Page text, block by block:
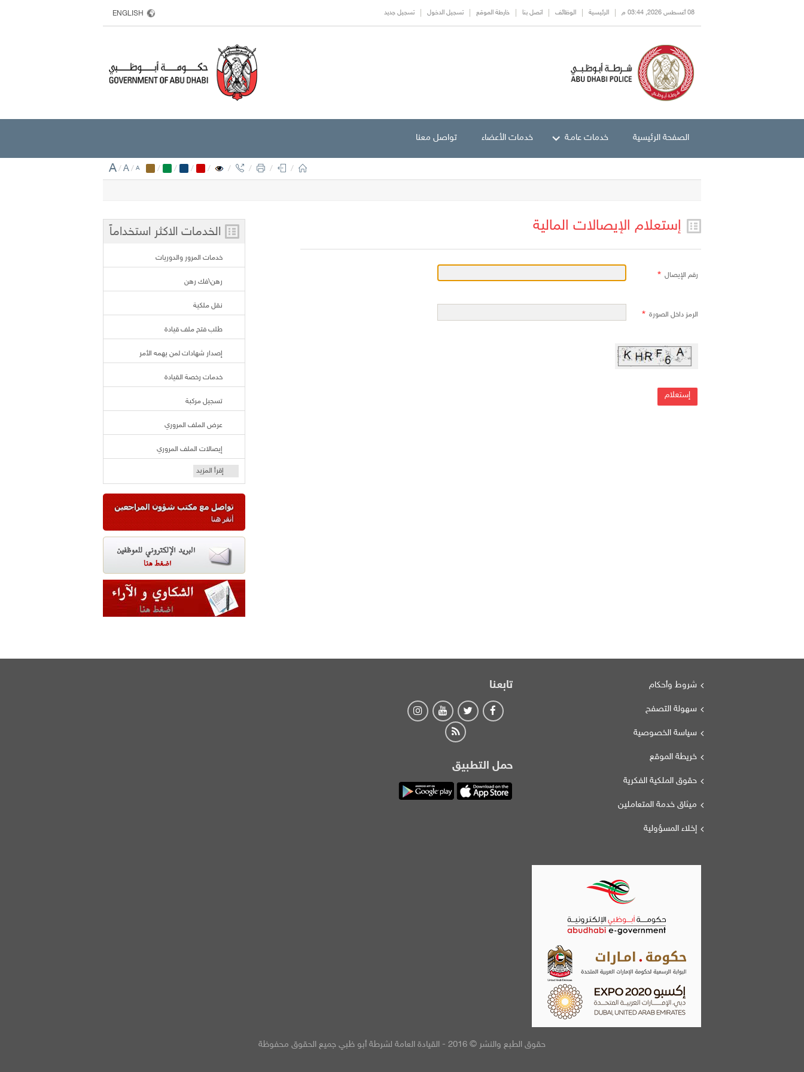
08 أغسطس 2026, 03:44 م الرئيسية الوظائف اتصل بنا خارطة الموقع تسجيل الدخول تسجيل جديد ENGLISH
الصفحة الرئيسية خدمات عامـة خدمات الأعضاء تواصل معنا
A/A/ A / / / / / / / /
إستعلام الإيصالات المالية
رقم الإيصال
الرمز داخل الصورة
الخدمات الاكثر استخداماً
خدمات المرور والدوريات
رهن\فك رهن
نقل ملكية
طلب فتح ملف قيادة
إصدار شهادات لمن يهمه الأمر
خدمات رخصة القيادة
تسجيل مركبة
عرض الملف المروري
إيصالات الملف المروري
إقرأ المزيد
شروط وأحكام
سهولة التصفح
سياسة الخصوصية
خريطة الموقع
حقوق الملكية الفكرية
ميثاق خدمة المتعاملين
إخلاء المسؤولية
تابعنا
حمل التطبيق
حقوق الطبع والنشر © 2016 - القيادة العامة لشرطة أبو ظبي جميع الحقوق محفوظة